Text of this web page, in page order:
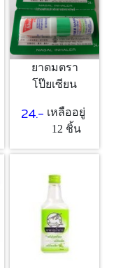
ยาดมตรา
โป๊ยเซียน
24.- เหลืออยู่
12 ชิ้น